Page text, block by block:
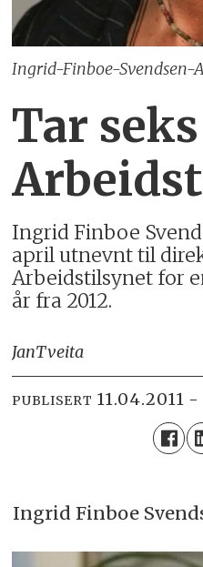
Ingrid-Finboe-Svendsen-
Tar
Ingrid Finboe
april utnevnt til
Arbeidstilsynet for
år fra 2012.
JanTveita
PUBLISERT 11.04.2011
Ingrid Finboe